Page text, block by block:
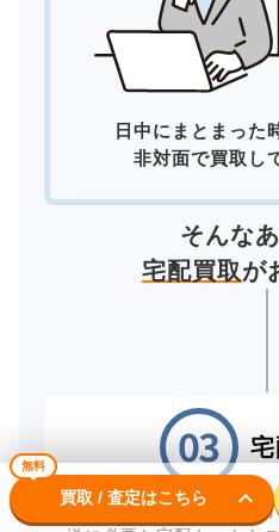
日中にまとまった
非対面で買取し
そんな
宅配買取が
自宅にいながら買取が完
無料
買取 / 査定はこちら keyboard_arrow_down